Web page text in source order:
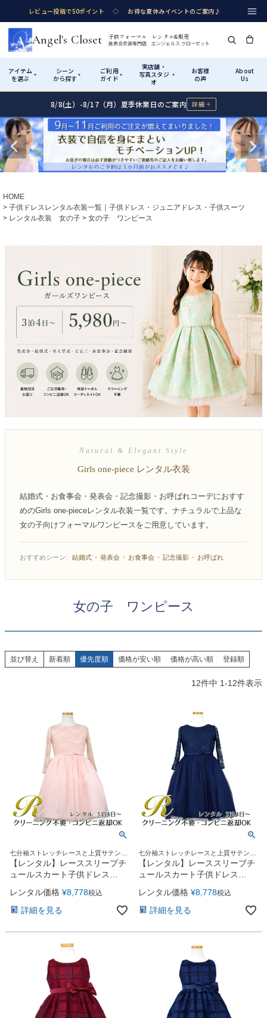
レビュー投稿で50ポイント ◇ お得な夏休みイベントのご案内♪
Angel's Closet 子供フォーマル レンタル&販売
発表会衣装専門店 エンジェルス クローゼット
アイテム
を選ぶ
▾
シーン
から探す ▾
ご利用
ガイド ▾
実店舗・
写真スタジ
オ
▾
お客様
の声
About
Us
Shop by Category アイテムから探す
カテゴリ詳細→ サイズで選ぶ→
Rentalレンタル
男の子スーツ
七五三着物 シューズ
小物・アクセ パニエ
アウター レディース
Sale販売
コスチューム アウター
インナー・パニエ アクセサリー
Shop by Occasion シーンから探す
性別・サイズで絞り込む→
Season Best
Recital & Concours
発表会・コンクール
舞台で輝くステージ衣装
結婚式
フラワーガール・リングボーイ・ゲ
スト
卒業式・入学式
きちんと感のあるフォーマル
七五三
3歳・5歳・7歳の晴れの日
How It Works ご利用ガイド
Startはじめに
01
02 サイズの選び方
レンタル
レンタルのご案内
予約・配送・返却・料金
05 レンタルの流れ
4ステップで簡単
あんしんパック
販売・共通のご案内
08 送料・お支払い
送料・決済方法
09 お問い合わせ
電話・メール・LINE
Visit Us 実店舗・写真スタジオ
実店舗 つくば店
Tsukuba Boutique
〒 茨城県土浦市大町14-16-1F
営業 10:00–18:00（完全予約制）
月曜日
店舗を予約する →
Angel's Photo Studio
スタジオを予約 →
8/8(土）-8/17（月）夏季休業日のご案内 詳細
HOME
子供ドレスレンタル衣装一覧｜子供ドレス・ジュニアドレス・子供スーツ
レンタル衣装 女の子
女の子 ワンピース
Natural & Elegant Style
Girls one-piece レンタル衣装
結婚式・お食事会・発表会・記念撮影・お呼ばれコーデにおすす
めのGirls one-pieceレンタル衣装一覧です。ナチュラルで上品な
女の子向けフォーマルワンピースをご用意しています。
おすすめシーン: 結婚式 ・ 発表会 ・ お食事会 ・ 記念撮影 ・ お呼ばれ
女の子 ワンピース
並び替え 新着順 優先度順 価格が安い順 価格が高い順 登録順
12件中 1-12件表示
七分袖ストレッチレースと上質サテンが
上品！
【レンタル】レーススリーブチ
ュールスカート子供ドレス
(SK599)ピンク
レンタル価格 ¥8,778税込
詳細を見る
七分袖ストレッチレースと上質サテンが
上品！
【レンタル】レーススリーブチ
ュールスカート子供ドレス
(SK599)ネイビー
レンタル価格 ¥8,778税込
詳細を見る